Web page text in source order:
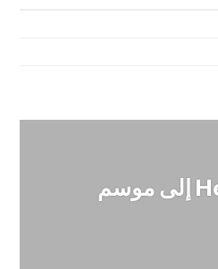
Hell on Wheels إلى موسم